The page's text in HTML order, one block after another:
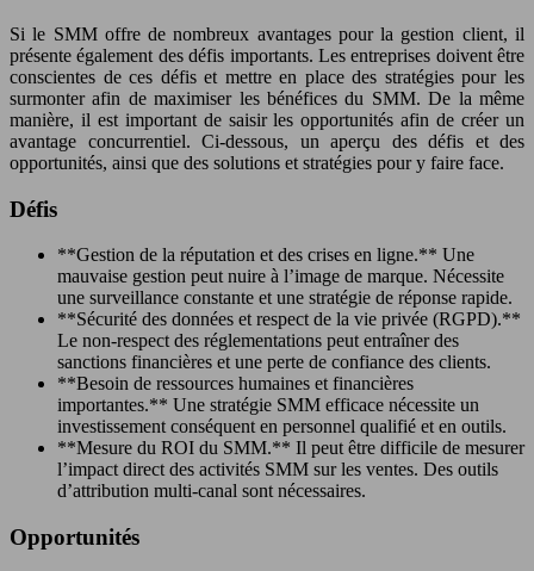
Si le SMM offre de nombreux avantages pour la gestion client, il
présente également des défis importants. Les entreprises doivent être
conscientes de ces défis et mettre en place des stratégies pour les
surmonter afin de maximiser les bénéfices du SMM. De la même
manière, il est important de saisir les opportunités afin de créer un
avantage concurrentiel. Ci-dessous, un aperçu des défis et des
opportunités, ainsi que des solutions et stratégies pour y faire face.
Défis
**Gestion de la réputation et des crises en ligne.** Une
mauvaise gestion peut nuire à l’image de marque. Nécessite
une surveillance constante et une stratégie de réponse rapide.
**Sécurité des données et respect de la vie privée (RGPD).**
Le non-respect des réglementations peut entraîner des
sanctions financières et une perte de confiance des clients.
**Besoin de ressources humaines et financières
importantes.** Une stratégie SMM efficace nécessite un
investissement conséquent en personnel qualifié et en outils.
**Mesure du ROI du SMM.** Il peut être difficile de mesurer
l’impact direct des activités SMM sur les ventes. Des outils
d’attribution multi-canal sont nécessaires.
Opportunités